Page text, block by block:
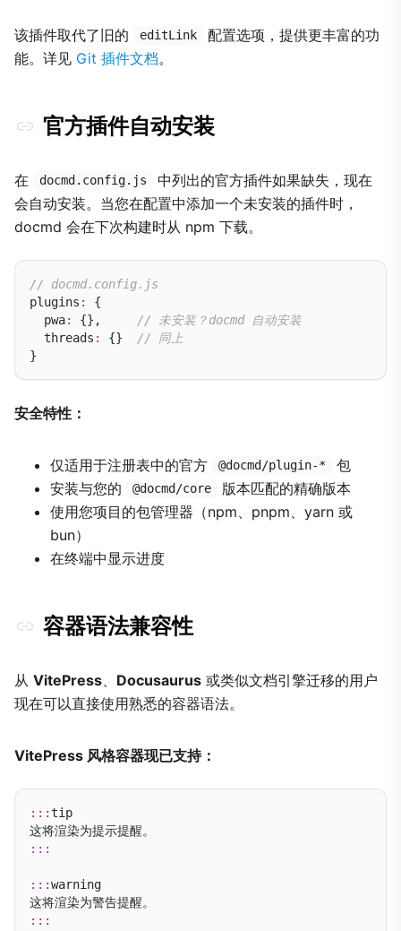
该插件取代了旧的 editLink
配置选项，提供更丰富的功
能。详见 Git 插件文档。
官方插件自动安装
在 docmd.config.js
中列出的官方插件如果缺失，现在
会自动安装。当您在配置中添加一个未安装的插件时，
docmd 会在下次构建时从 npm 下载。
// docmd.config.js
plugins :
{
  pwa
: {},
// 未安装？docmd 自动安装
  threads
: {}
// 同上
安全特性：
仅适用于注册表中的官方 @docmd/plugin-*
包
安装与您的
@docmd/core
版本匹配的精确版本
使用您项目的包管理器（npm、pnpm、yarn 或
bun）
在终端中显示进度
容器语法兼容性
从 VitePress Docusaurus 或类似文档引擎迁移的用户
现在可以直接使用熟悉的容器语法。
VitePress 风格容器现已支持：
:::tip
:::
:::warning
:::